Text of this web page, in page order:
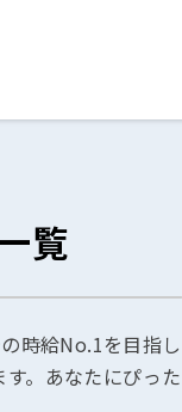
覧
時給No.1を目指し
。あなたにぴった